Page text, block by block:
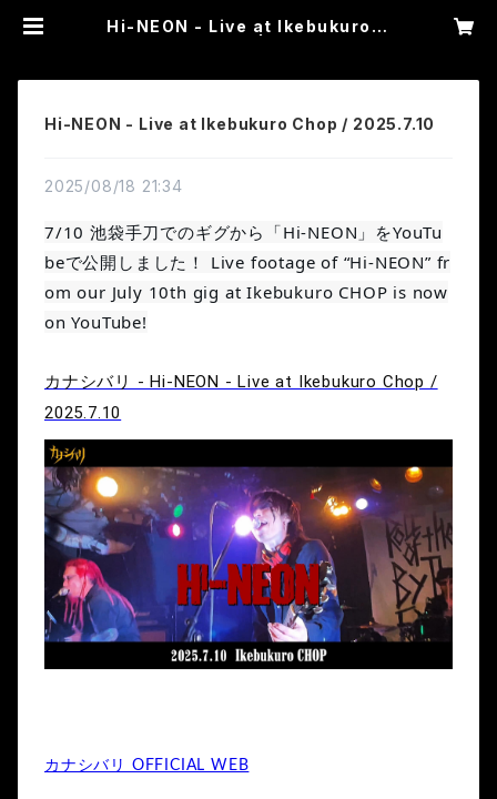
Hi-NEON - Live at Ikebukuro C
Hi-NEON - Live at Ikebukuro Chop / 2025.7.10
2025/08/18 21:34
7/10 池袋手刀でのギグから「Hi-NEON」をYouTu
beで公開しました！ Live footage of “Hi-NEON” fr
om our July 10th gig at Ikebukuro CHOP is now
on YouTube!
カナシバリ - Hi-NEON - Live at Ikebukuro Chop /
2025.7.10
カナシバリ OFFICIAL WEB